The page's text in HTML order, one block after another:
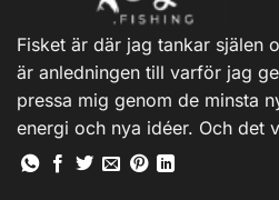
Fisket är där jag tankar själen
är anledningen till varför jag
pressa mig genom de minsta
energi och nya idéer. Och det